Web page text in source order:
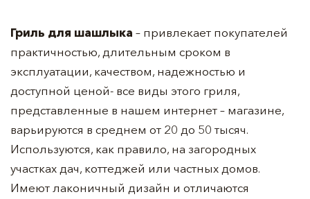
Гриль для шашлыка – привлекает покупателей
практичностью, длительным сроком в
эксплуатации, качеством, надежностью и
доступной ценой- все виды этого гриля,
представленные в нашем интернет – магазине,
варьируются в среднем от 20 до 50 тысяч.
Используются, как правило, на загородных
участках дач, коттеджей или частных домов.
Имеют лаконичный дизайн и отличаются